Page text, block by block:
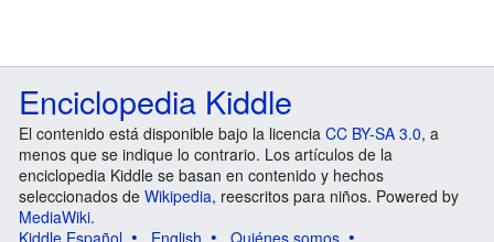
Enciclopedia Kiddle
El contenido está disponible bajo la licencia CC BY-SA 3.0, a
menos que se indique lo contrario. Los artículos de la
enciclopedia Kiddle se basan en contenido y hechos
seleccionados de Wikipedia, reescritos para niños. Powered by
MediaWiki.
Kiddle Español
English Quiénes somos